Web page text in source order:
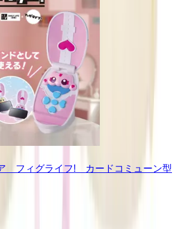
フィグライフ! カードコミューン型